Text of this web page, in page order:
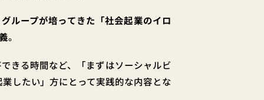
ループが培ってきた「社会起業のイロ
。
きる時間など、「まずはソーシャルビ
したい」方にとって実践的な内容とな